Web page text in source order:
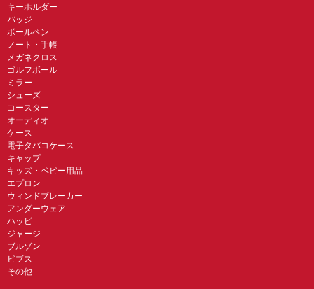
キーホルダー
バッジ
ボールペン
ノート・手帳
メガネクロス
ゴルフボール
ミラー
シューズ
コースター
オーディオ
ケース
電子タバコケース
キャップ
キッズ・ベビー用品
エプロン
ウィンドブレーカー
アンダーウェア
ハッピ
ジャージ
ブルゾン
ビブス
その他